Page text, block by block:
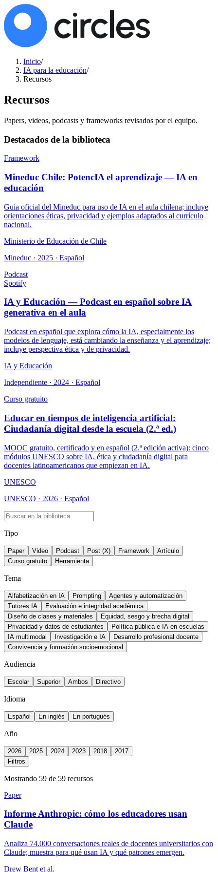
Inicio/
IA para la educación/
Recursos
Recursos
Papers, videos, podcasts y frameworks revisados por el equipo.
Destacados de la biblioteca
Framework
Mineduc Chile: PotencIA el aprendizaje — IA en
educación
Guía oficial del Mineduc para uso de IA en el aula chilena; incluye
orientaciones éticas, privacidad y ejemplos adaptados al currículo
nacional.
Ministerio de Educación de Chile
Mineduc · 2025 · Español
Podcast
Spotify
IA y Educación — Podcast en español sobre IA
generativa en el aula
Podcast en español que explora cómo la IA, especialmente los
modelos de lenguaje, está cambiando la enseñanza y el aprendizaje;
incluye perspectiva ética y de privacidad.
IA y Educación
Independiente · 2024 · Español
Curso gratuito
Educar en tiempos de inteligencia artificial:
Ciudadanía digital desde la escuela (2.ª ed.)
MOOC gratuito, certificado y en español (2.ª edición activa): cinco
módulos UNESCO sobre IA, ética y ciudadanía digital para
docentes latinoamericanos que empiezan en IA.
UNESCO
UNESCO · 2026 · Español
Tipo
Paper Video Podcast Post (X) Framework
Artículo
Curso gratuito
Herramienta
Tema
Alfabetización en IA Prompting
Agentes y automatización
Tutores IA
Evaluación e integridad académica
Diseño de clases y materiales
Equidad, sesgo y brecha digital
Privacidad y datos de estudiantes
Política pública e IA en escuelas
IA multimodal
Investigación e IA
Desarrollo profesional docente
Convivencia y formación socioemocional
Audiencia
Escolar Superior Ambos Directivo
Idioma
Español En inglés En portugués
Año
2026 2025 2024 2023 2018
2017
Filtros
Mostrando 59 de 59 recursos
Paper
Informe Anthropic: cómo los educadores usan
Claude
Analiza 74.000 conversaciones reales de docentes universitarios con
Claude; muestra para qué usan IA y qué patrones emergen.
Drew Bent et al.